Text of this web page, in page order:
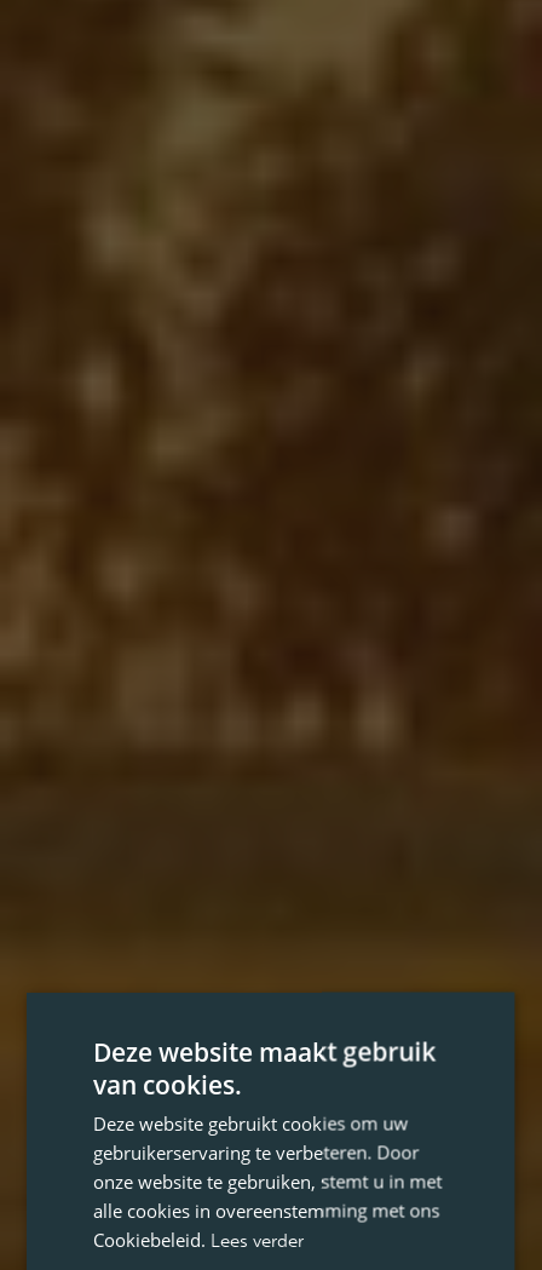
Deze website maakt gebruik
van cookies.
Deze website gebruikt cookies om uw
gebruikerservaring te verbeteren. Door
onze website te gebruiken, stemt u in met
alle cookies in overeenstemming met ons
Cookiebeleid. Lees verder